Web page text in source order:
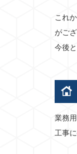
これ
がご
今後
業務
工事